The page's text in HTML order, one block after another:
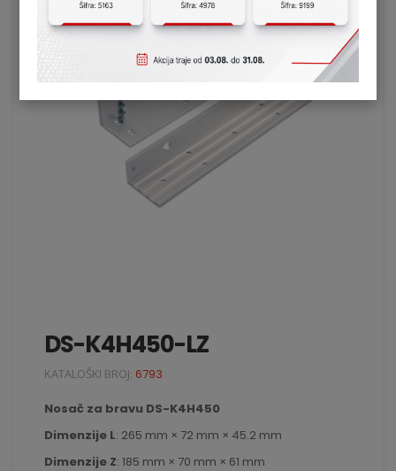
DS-K4H450-LZ
KATALOŠKI BROJ: 6793
Nosač za bravu DS-K4H450
Dimenzije L: 265 mm × 72 mm × 45.2 mm
Dimenzije Z: 185 mm × 70 mm × 61 mm